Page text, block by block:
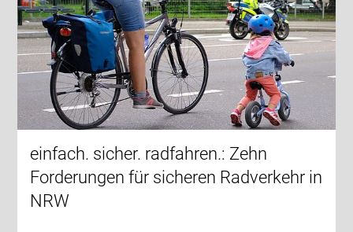
einfach. sicher. radfahren.: Zehn
Forderungen für sicheren Radverkehr in
NRW